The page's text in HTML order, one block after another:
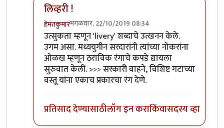
लिव्हरी !
हेमंतकुमारमंगळवार, 22/10/2019 08:34
In reply toलिव्हरी म्हणजेbyजेम्स वांड
उत्सुकता म्हणून 'livery' शब्दाचे उत्खनन केले.
उगम असा. मध्ययुगीन सरदारांनी त्यांच्या नोकरांना
ओळख म्हणून ठराविक रंगाचे कपडे द्यायला
सुरुवात केली. >>> सरकारी वाहने, विशिष्ट गटाच्या
वस्तू यांना एकाच प्रकारचा रंग देणे.
प्रतिसाद देण्यासाठीलॉग इन कराकिंवासदस्य व्हा